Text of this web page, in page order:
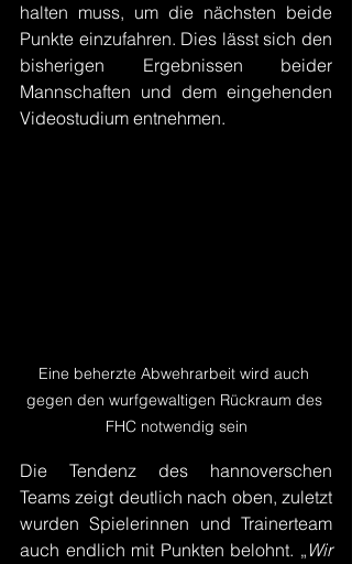
halten muss, um die nächsten beide
Punkte einzufahren. Dies lässt sich den
bisherigen Ergebnissen beider
Mannschaften und dem eingehenden
Videostudium entnehmen.
Eine beherzte Abwehrarbeit wird auch
gegen den wurfgewaltigen Rückraum des
FHC notwendig sein
Die Tendenz des hannoverschen
Teams zeigt deutlich nach oben, zuletzt
wurden Spielerinnen und Trainerteam
auch endlich mit Punkten belohnt. „ Wir